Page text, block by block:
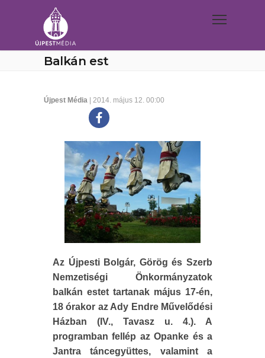
Balkán est
Újpest Média | 2014. május 12. 00:00
Az Újpesti Bolgár, Görög és Szerb
Nemzetiségi Önkormányzatok
balkán estet tartanak május 17-én,
18 órakor az Ady Endre Művelődési
Házban (IV., Tavasz u. 4.). A
programban fellép az Opanke és a
Jantra táncegyüttes, valamint a